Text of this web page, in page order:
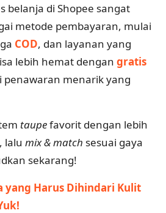
belanja di Shopee sangat
metode pembayaran, mulai
COD, dan layanan yang
lebih hemat dengan gratis
penawaran menarik yang
taupefavorit dengan lebih
lalu mix & match sesuai gaya
sekarang!
yang Harus Dihindari Kulit